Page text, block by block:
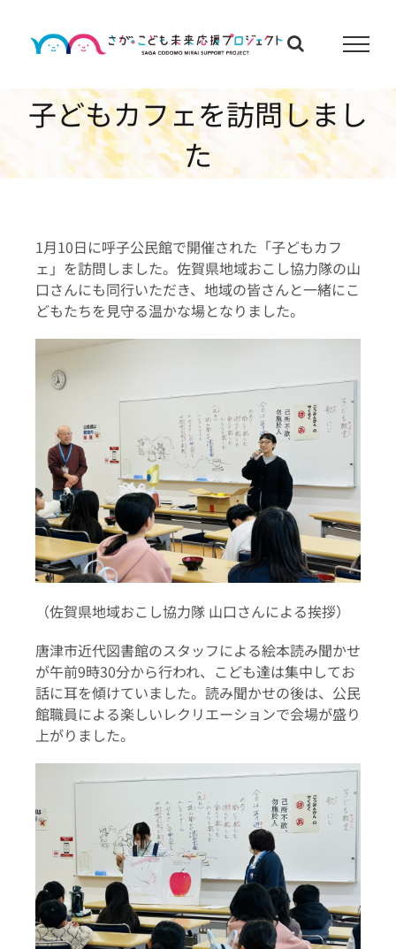
content
子どもカフェを訪問しまし
た
1月10日に呼子公民館で開催された「子どもカフ
ェ」を訪問しました。佐賀県地域おこし協力隊の山
口さんにも同行いただき、地域の皆さんと一緒にこ
どもたちを見守る温かな場となりました。
（佐賀県地域おこし協力隊 山口さんによる挨拶）
唐津市近代図書館のスタッフによる絵本読み聞かせ
が午前9時30分から行われ、こども達は集中してお
話に耳を傾けていました。読み聞かせの後は、公民
館職員による楽しいレクリエーションで会場が盛り
上がりました。